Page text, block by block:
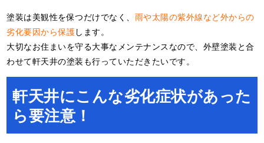
塗装は美観性を保つだけでなく、 雨や太陽の紫外線など外からの
劣化要因から保護します。
大切なお住まいを守る大事なメンテナンスなので、外壁塗装と合
わせて軒天井の塗装も行っていただきたいです。
軒天井にこんな劣化症状があった
ら要注意！